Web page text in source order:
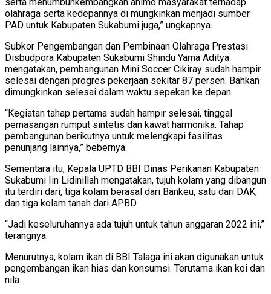
olahraga serta kedepannya di mungkinkan menjadi sumber
PAD untuk Kabupaten Sukabumi juga,” ungkapnya.
Subkor Pengembangan dan Pembinaan Olahraga Prestasi
Disbudpora Kabupaten Sukabumi Shindu Yama Aditya
mengatakan, pembangunan Mini Soccer Cikiray sudah hampir
selesai dengan progres pekerjaan sekitar 87 persen. Bahkan
dimungkinkan selesai dalam waktu sepekan ke depan.
“Kegiatan tahap pertama sudah hampir selesai, tinggal
pemasangan rumput sintetis dan kawat harmonika. Tahap
pembangunan berikutnya untuk melengkapi fasilitas
penunjang lainnya,” bebernya.
Sementara itu, Kepala UPTD BBI Dinas Perikanan Kabupaten
Sukabumi Iin Lidinillah mengatakan, tujuh kolam yang dibangun
itu terdiri dari, tiga kolam berasal dari Bankeu, satu dari DAK,
dan tiga kolam tanah dari APBD.
“Jadi keseluruhannya ada tujuh untuk tahun anggaran 2022 ini,”
terangnya.
Menurutnya, kolam ikan di BBI Talaga ini akan digunakan untuk
pengembangan ikan hias dan konsumsi. Terutama ikan koi dan
nila.